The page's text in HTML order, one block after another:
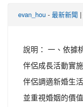
evan_hou - 最新新聞
說明： 一、依據
伴侶成長活動實
伴侶調適新婚生
並重視婚姻的價